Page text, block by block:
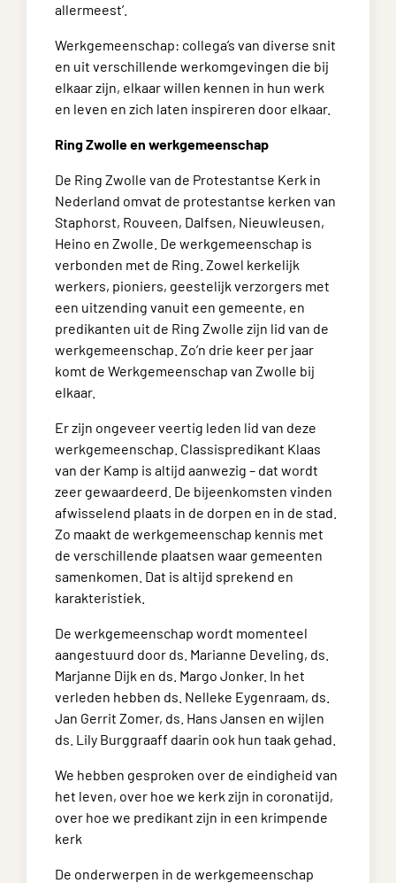
allermeest’.
Werkgemeenschap: collega’s van diverse snit
en uit verschillende werkomgevingen die bij
elkaar zijn, elkaar willen kennen in hun werk
en leven en zich laten inspireren door elkaar.
Ring Zwolle en werkgemeenschap
De Ring Zwolle van de Protestantse Kerk in
Nederland omvat de protestantse kerken van
Staphorst, Rouveen, Dalfsen, Nieuwleusen,
Heino en Zwolle. De werkgemeenschap is
verbonden met de Ring. Zowel kerkelijk
werkers, pioniers, geestelijk verzorgers met
een uitzending vanuit een gemeente, en
predikanten uit de Ring Zwolle zijn lid van de
werkgemeenschap. Zo’n drie keer per jaar
komt de Werkgemeenschap van Zwolle bij
elkaar.
Er zijn ongeveer veertig leden lid van deze
werkgemeenschap. Classispredikant Klaas
van der Kamp is altijd aanwezig – dat wordt
zeer gewaardeerd. De bijeenkomsten vinden
afwisselend plaats in de dorpen en in de stad.
Zo maakt de werkgemeenschap kennis met
de verschillende plaatsen waar gemeenten
samenkomen. Dat is altijd sprekend en
karakteristiek.
De werkgemeenschap wordt momenteel
aangestuurd door ds. Marianne Develing, ds.
Marjanne Dijk en ds. Margo Jonker. In het
verleden hebben ds. Nelleke Eygenraam, ds.
Jan Gerrit Zomer, ds. Hans Jansen en wijlen
ds. Lily Burggraaff daarin ook hun taak gehad.
We hebben gesproken over de eindigheid van
het leven, over hoe we kerk zijn in coronatijd,
over hoe we predikant zijn in een krimpende
kerk
De onderwerpen in de werkgemeenschap